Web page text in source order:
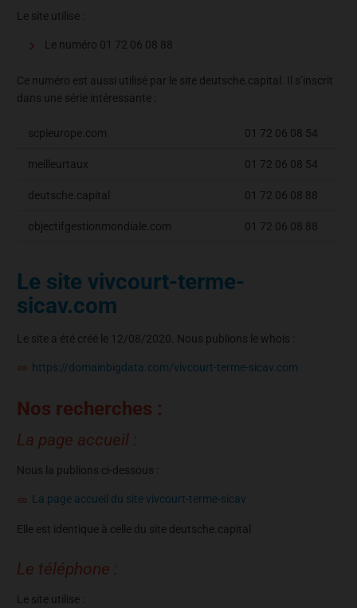
Le site utilise :
Le numéro 01 72 06 08 88
Ce numéro est aussi utilisé par le site deutsche.capital. Il s’inscrit
dans une série intéressante :
scpieurope.com 01 72 06 08 54
meilleurtaux 01 72 06 08 54
deutsche.capital 01 72 06 08 88
objectifgestionmondiale.com 01 72 06 08 88
Le site vivcourt-terme-
sicav.com
Le site a été créé le 12/08/2020. Nous publions le whois :
https://domainbigdata.com/vivcourt-terme-sicav.com
Nos recherches :
La page accueil :
Nous la publions ci-dessous :
La page accueil du site vivcourt-terme-sicav
Elle est identique à celle du site deutsche.capital
Le téléphone :
Le site utilise :